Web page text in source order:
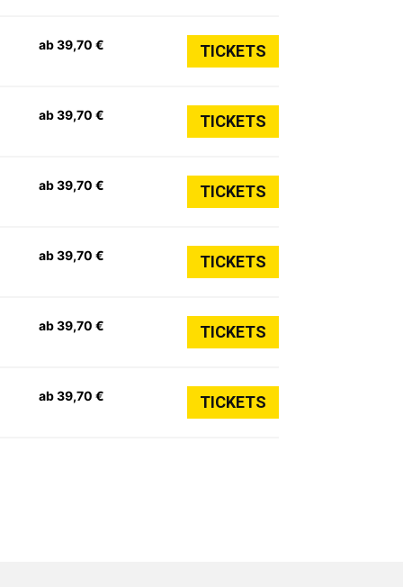
ab 39,70 € TICKETS
ab 39,70 € TICKETS
ab 39,70 € TICKETS
ab 39,70 € TICKETS
ab 39,70 € TICKETS
ab 39,70 € TICKETS